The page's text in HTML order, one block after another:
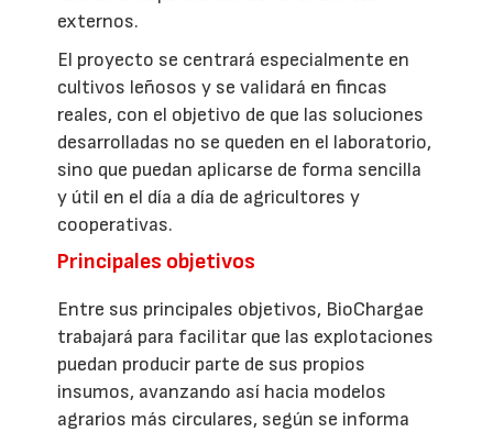
externos.
El proyecto se centrará especialmente en
cultivos leñosos y se validará en fincas
reales, con el objetivo de que las soluciones
desarrolladas no se queden en el laboratorio,
sino que puedan aplicarse de forma sencilla
y útil en el día a día de agricultores y
cooperativas.
Principales objetivos
Entre sus principales objetivos, BioChargae
trabajará para facilitar que las explotaciones
puedan producir parte de sus propios
insumos, avanzando así hacia modelos
agrarios más circulares, según se informa